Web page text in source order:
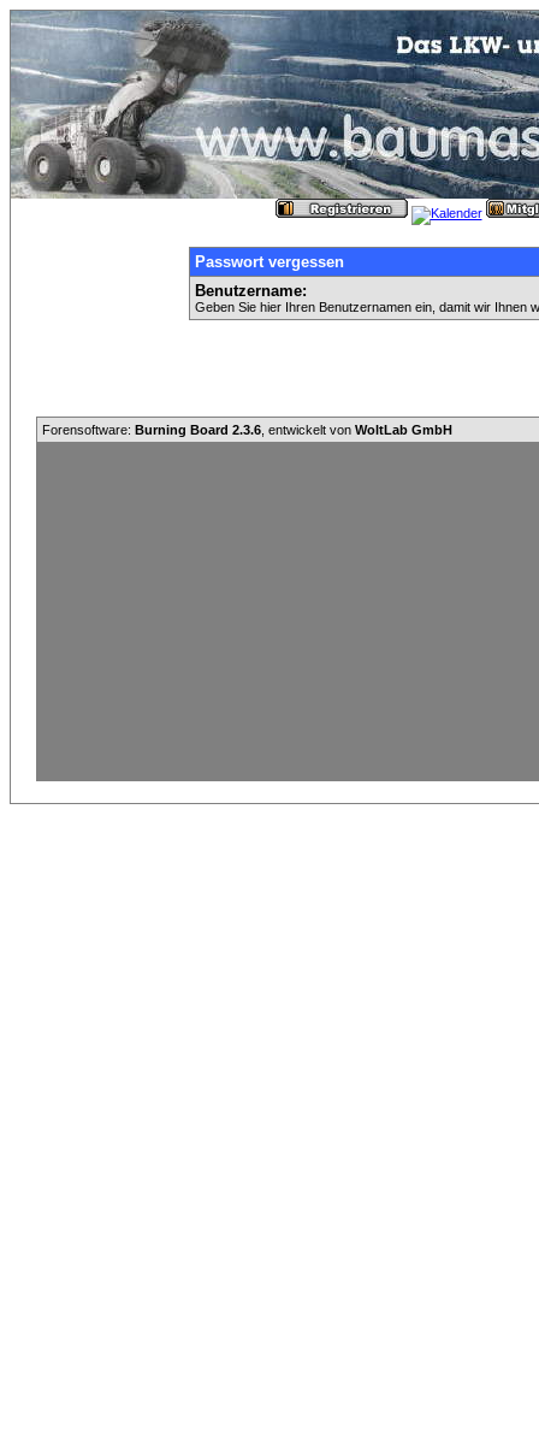
Passwort vergessen
Benutzername:
Geben Sie hier Ihren Benutzernamen ein, damit wir Ihnen
Forensoftware: Burning Board 2.3.6 , entwickelt von WoltLab GmbH